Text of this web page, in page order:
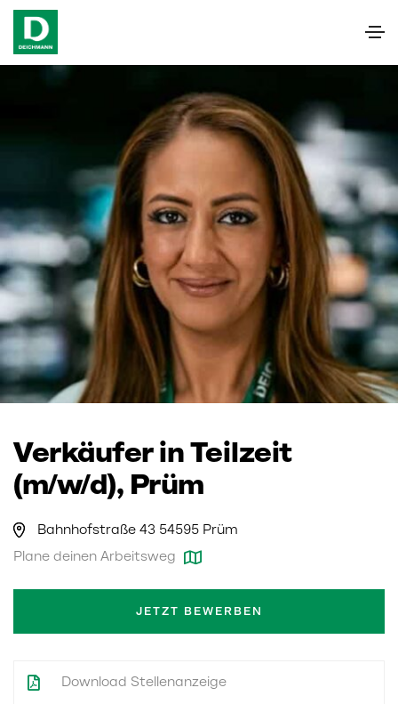
Verkäufer in Teilzeit
(m/w/d), Prüm
Bahnhofstraße 43 54595 Prüm
Plane deinen Arbeitsweg
JETZT BEWERBEN
Download Stellenanzeige